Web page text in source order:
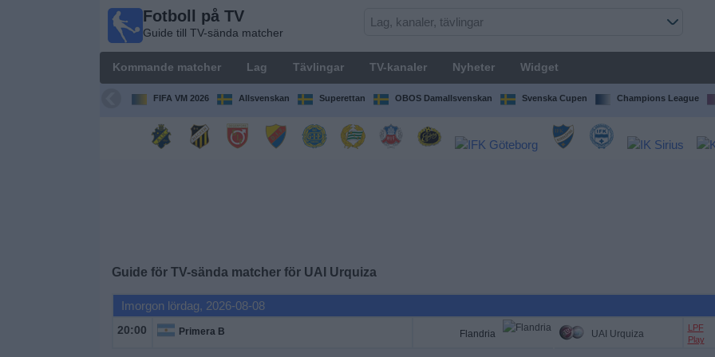
Fotboll på TV
Guide till TV-sända matcher
Kommande matcher Lag Tävlingar TV-kanaler Nyheter Widget
FIFA VM 2026 Allsvenskan Superettan OBOS Damallsvenskan Svenska Cupen Champions League
Guide för TV-sända matcher för UAI Urquiza
Imorgon lördag, 2026-08-08
20:00 Primera B Flandria UAI Urquiza
LPF
Play